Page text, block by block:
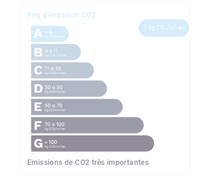
Peu d'émission CO2
Emissions de CO2 très importantes
1 kg CO₂/m².an